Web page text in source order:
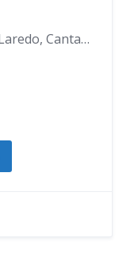
Barrio La Arenosa, 39777 Laredo, Cantabria, España